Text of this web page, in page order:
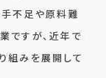
手不足や原料難
ですが、近年で
組みを展開して